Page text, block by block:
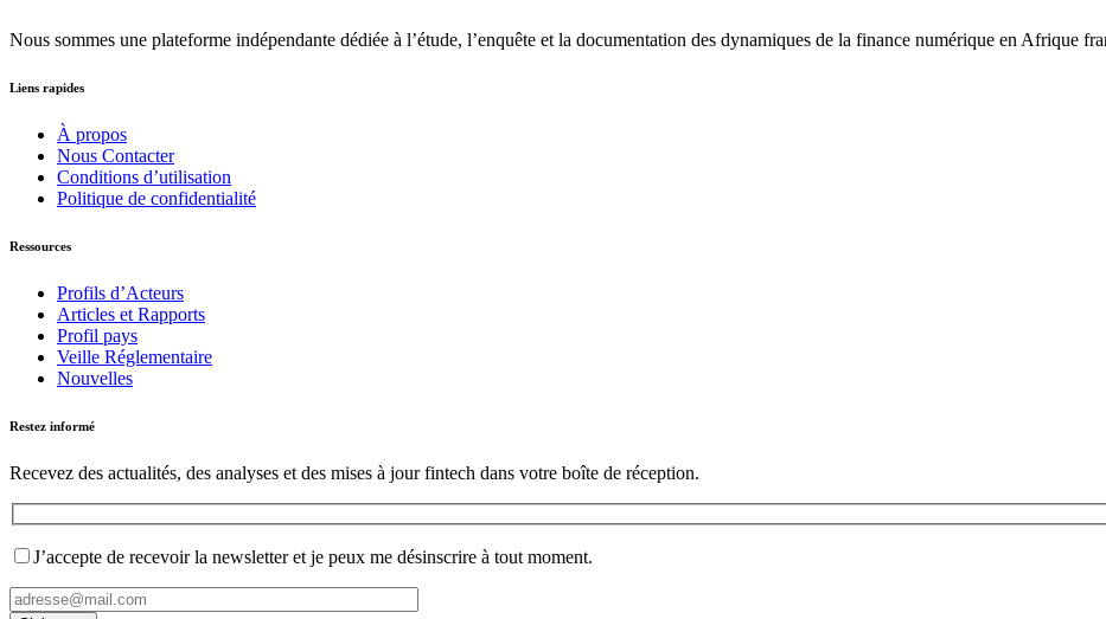
Nous sommes une plateforme indépendante dédiée à l’étude, l’enquête et la documentation des dynamiques de la finance numérique en Afrique
Liens rapides
À propos
Nous Contacter
Conditions d’utilisation
Politique de confidentialité
Ressources
Profils d’Acteurs
Articles et Rapports
Profil pays
Veille Réglementaire
Nouvelles
Restez informé
Recevez des actualités, des analyses et des mises à jour fintech dans votre boîte de réception.
J’accepte de recevoir la newsletter et je peux me désinscrire à tout moment.